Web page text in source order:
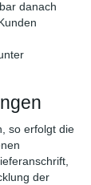
danach
so erfolgt die
der